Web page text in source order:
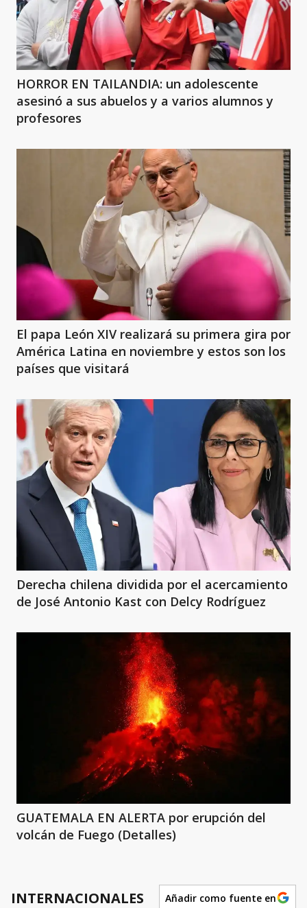
HORROR EN TAILANDIA: un adolescente
asesinó a sus abuelos y a varios alumnos y
profesores
El papa León XIV realizará su primera gira por
América Latina en noviembre y estos son los
países que visitará
Derecha chilena dividida por el acercamiento
de José Antonio Kast con Delcy Rodríguez
GUATEMALA EN ALERTA por erupción del
volcán de Fuego (Detalles)
INTERNACIONALES Añadir como fuente en